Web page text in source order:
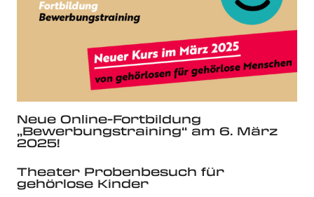
Neue Online-Fortbildung
„Bewerbungstraining“ am 6. März
2025!
Theater Probenbesuch für
gehörlose Kinder